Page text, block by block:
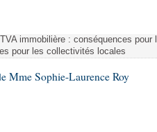
immobilière : conséquences
pour les collectivités locales
Mme Sophie-Laurence Roy